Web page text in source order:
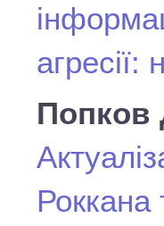
Попков
Роккана